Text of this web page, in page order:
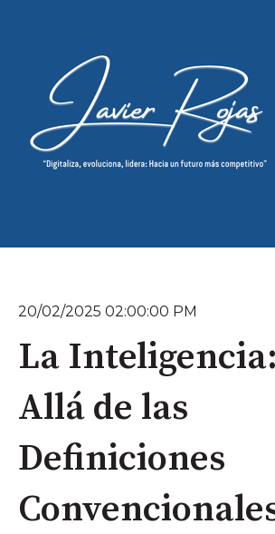
20/02/2025 02:00:00 PM
La
Allá de las
Definiciones